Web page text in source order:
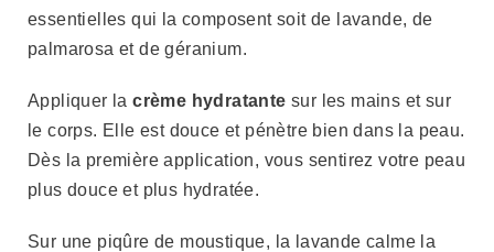
essentielles qui la composent soit de lavande, de
palmarosa et de géranium.
Appliquer lacrème hydratante sur les mains et sur
le corps. Elle est douce et pénètre bien dans la peau.
Dès la première application, vous sentirez votre peau
plus douce et plus hydratée.
Sur une piqûre de moustique, la lavande calme la